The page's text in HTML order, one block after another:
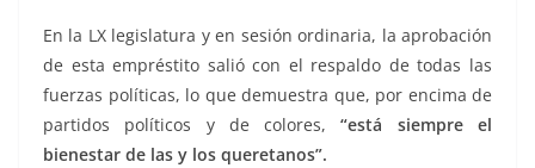
En la LX legislatura y en sesión ordinaria, la aprobación
de esta empréstito salió con el respaldo de todas las
fuerzas políticas, lo que demuestra que, por encima de
partidos políticos y de colores,“está siempre el
bienestar de las y los queretanos”.